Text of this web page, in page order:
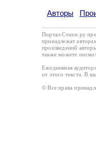
Авторы
Портал Стихи.ру
принадлежат
произведений
также можете
Ежедневная
от этого текста. В
© Все права